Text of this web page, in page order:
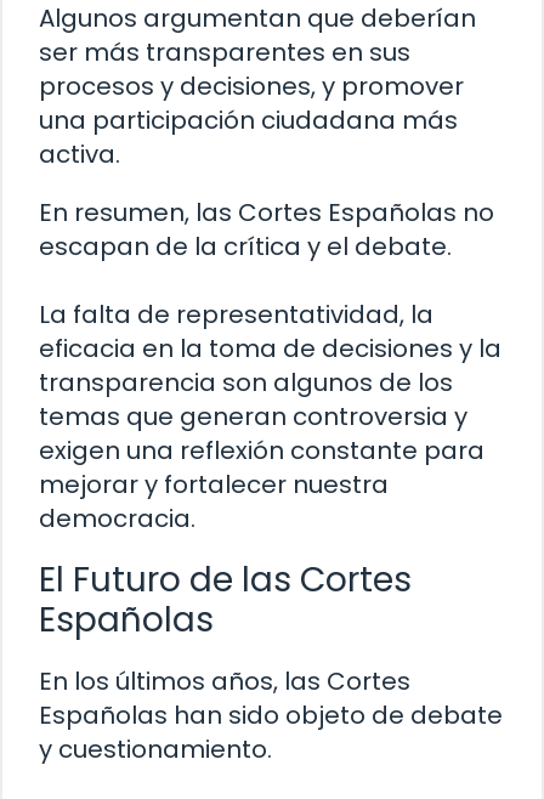
Algunos argumentan que deberían
ser más transparentes en sus
procesos y decisiones, y promover
una participación ciudadana más
activa.
En resumen, las Cortes Españolas no
escapan de la crítica y el debate.
La falta de representatividad, la
eficacia en la toma de decisiones y la
transparencia son algunos de los
temas que generan controversia y
exigen una reflexión constante para
mejorar y fortalecer nuestra
democracia.
El Futuro de las Cortes
Españolas
En los últimos años, las Cortes
Españolas han sido objeto de debate
y cuestionamiento.